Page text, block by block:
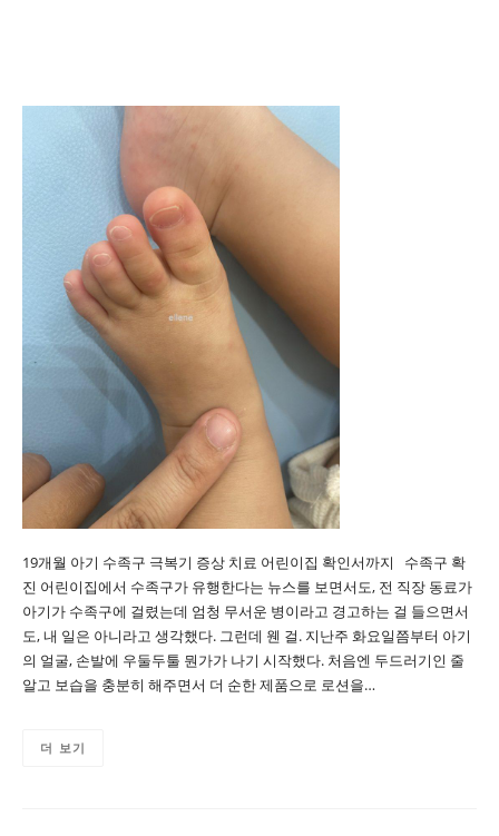
19개월 아기 수족구 극복기 증상 치료 어린이집 확인서까지 수족구 확
진 어린이집에서 수족구가 유행한다는 뉴스를 보면서도, 전 직장 동료가
아기가 수족구에 걸렸는데 엄청 무서운 병이라고 경고하는 걸 들으면서
도, 내 일은 아니라고 생각했다. 그런데 웬 걸. 지난주 화요일쯤부터 아기
의 얼굴, 손발에 우둘두툴 뭔가가 나기 시작했다. 처음엔 두드러기인 줄
알고 보습을 충분히 해주면서 더 순한 제품으로 로션을…
더 보기